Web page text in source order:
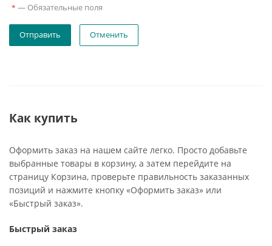
* — Обязательные поля
Отменить
Как купить
Оформить заказ на нашем сайте легко. Просто добавьте
выбранные товары в корзину, а затем перейдите на
страницу Корзина, проверьте правильность заказанных
позиций и нажмите кнопку «Оформить заказ» или
«Быстрый заказ».
Быстрый заказ